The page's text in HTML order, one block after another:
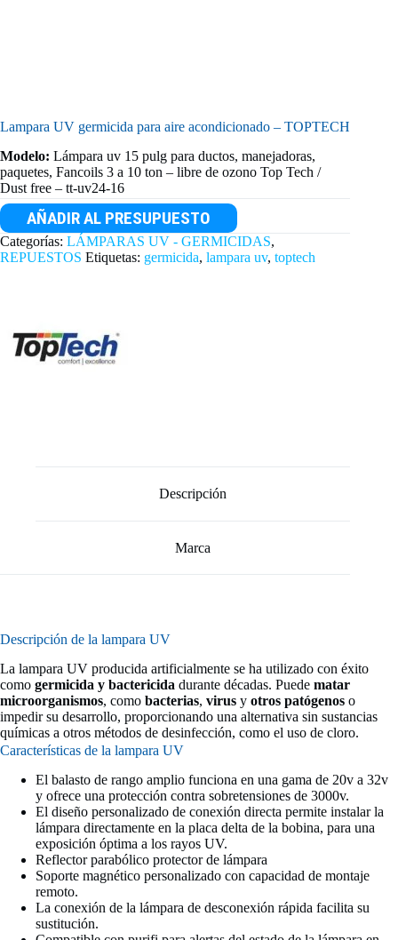
Lampara UV germicida para aire acondicionado – TOPTECH
Modelo: Lámpara uv 15 pulg para ductos, manejadoras,
paquetes, Fancoils 3 a 10 ton – libre de ozono Top Tech /
Dust free – tt-uv24-16
AÑADIR AL PRESUPUESTO
Categorías: LÁMPARAS UV - GERMICIDAS,
REPUESTOS Etiquetas: germicida, lampara uv, toptech
Descripción
Marca
Descripción de la lampara UV
La lampara UV producida artificialmente se ha utilizado con éxito
como germicida y bactericida durante décadas. Puede matar
microorganismos, como bacterias, virus y otros patógenos o
impedir su desarrollo, proporcionando una alternativa sin sustancias
químicas a otros métodos de desinfección, como el uso de cloro.
Características de la lampara UV
El balasto de rango amplio funciona en una gama de 20v a 32v
y ofrece una protección contra sobretensiones de 3000v.
El diseño personalizado de conexión directa permite instalar la
lámpara directamente en la placa delta de la bobina, para una
exposición óptima a los rayos UV.
Reflector parabólico protector de lámpara
Soporte magnético personalizado con capacidad de montaje
remoto.
La conexión de la lámpara de desconexión rápida facilita su
sustitución.